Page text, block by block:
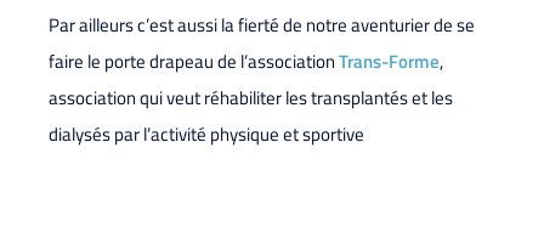
Par ailleurs c’est aussi la fierté de notre aventurier de se
faire le porte drapeau de l’associationTrans-Forme,
association qui veut réhabiliter les transplantés et les
dialysés par l’activité physique et sportive